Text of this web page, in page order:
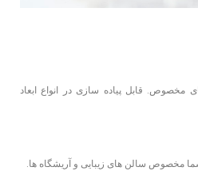
مخصوص. قابل پیاده سازی در انواع ابعاد
مخصوص سالن های زیبایی و آریشگاه ها.